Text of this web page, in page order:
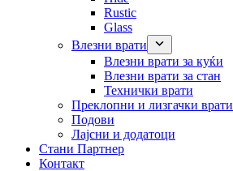
Rustic
Glass
Влезни врати
Влезни врати за куќи
Влезни врати за стан
Технички врати
Преклопни и лизгачки врати
Подови
Лајсни и додатоци
Стани Партнер
Контакт